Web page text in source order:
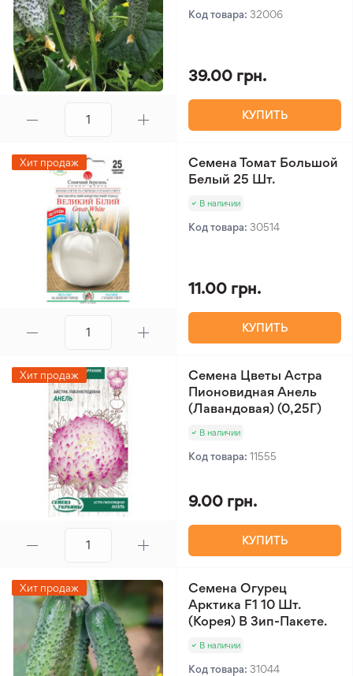
Код товара: 32006
39.00 грн.
КУПИТЬ
Хит продаж
Семена Томат Большой
Белый 25 Шт.
В наличии
Код товара: 30514
11.00 грн.
КУПИТЬ
Хит продаж
Семена Цветы Астра
Пионовидная Анель
(Лавандовая) (0,25Г)
В наличии
Код товара: 11555
9.00 грн.
КУПИТЬ
Хит продаж
Семена Огурец
Арктика F1 10 Шт.
(Корея) В Зип-Пакете.
В наличии
Код товара: 31044